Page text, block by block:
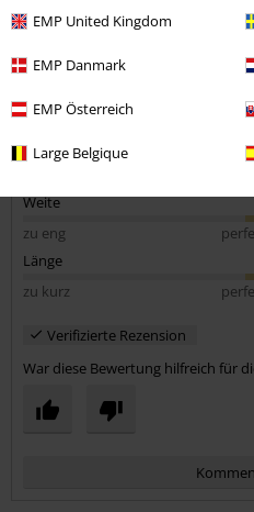
EMP United Kingdom
EMP Danmark
EMP Österreich
Large Belgique
Passform
Weite
zu eng
Länge
zu kurz
Verifizierte Rezension
War diese Bewertung hilfreich für